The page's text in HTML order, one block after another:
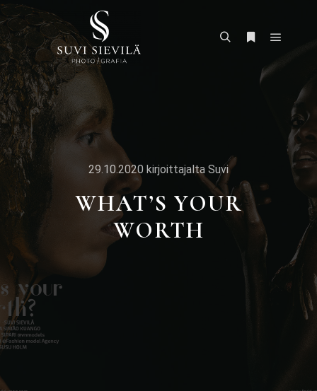
29.10.2020 kirjoittajalta Suvi
WHAT’S YOUR
WORTH